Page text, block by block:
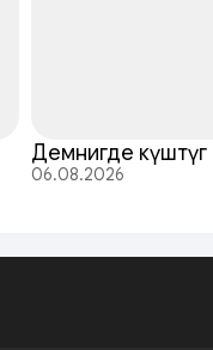
Демнигде күштүг
06.08.2026